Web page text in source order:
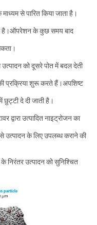
से पारित किया जाता है।
है।ऑपरेशन के कुछ समय बाद
उत्पादन को दूसरे पोत में बदल देती
प्रक्रिया शुरू करते हैं।अपशिष्ट
दे दी जाती है।
द्वारा उत्पादित नाइट्रोजन का
उत्पादन के लिए उपलब्ध कराने की
निरंतर उत्पादन को सुनिश्चित